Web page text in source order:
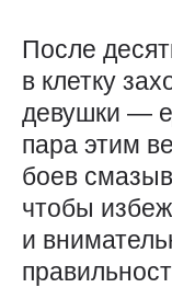
После
в клетку
девушки —
пара этим
боев
чтобы
и